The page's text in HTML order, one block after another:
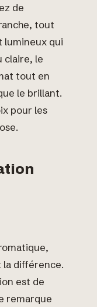
de
tout
lumineux qui
claire, le
tout en
le brillant.
pour les
la différence.
est de
remarque